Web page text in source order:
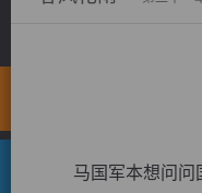
马国军本想问问国